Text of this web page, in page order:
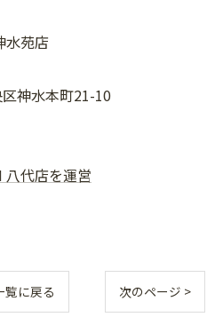
水苑店
神水本町21-10
八代店を運営
覧に戻る 次のページ >